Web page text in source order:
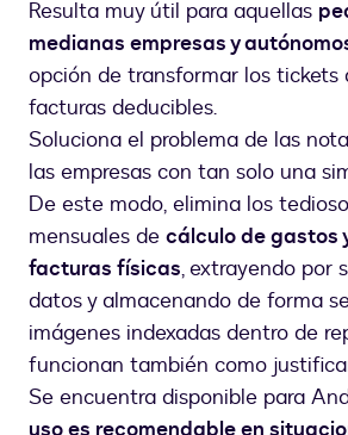
Resulta muy útil para aquellas
medianas empresas y
opción de transformar los tickets
facturas deducibles.
Soluciona el problema de las
las empresas con tan solo una
De este modo, elimina los
mensuales de cálculo de gastos
facturas físicas, extrayendo por
datos y almacenando de forma
imágenes indexadas dentro de
funcionan también como
Se encuentra disponible para